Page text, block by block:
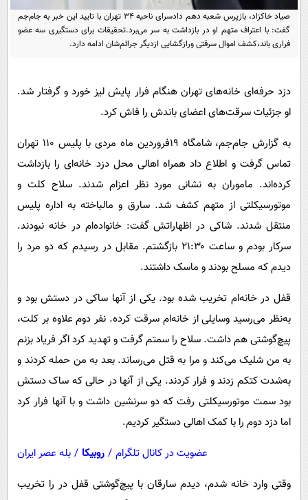
سرگرمی
فناوری
محیط زیست
فرهنگی
بین الملل
اجتماعی
سیاست خارجی
پیامک
روانشناسی
صیاد خاکزاد، بازپرس شعبه دهم دادسرای ناحیه ۳۴ تهران با تایید این خبر به جام‌جم
گفت: با اعتراف متهم او در بازداشت به سر می‌برد.تحقیقات برای دستگیری سه عضو
فراری باند،کشف اموال سرقتی ورازگشایی ازدیگر جرائم‌شان ادامه دارد.
دزد حرفه‌ای خانه‌های تهران هنگام فرار پایش لیز خورد و گرفتار شد.
او جزئیات سرقت‌های اعضای باندش را فاش کرد.
به گزارش جام‌جم، شامگاه ۱۹فروردین ماه مردی با پلیس ۱۱۰ تهران
تماس گرفت و اطلاع داد همراه اهالی محل دزد خانه‌ای را بازداشت
کرده‌اند. ماموران به نشانی مورد نظر اعزام شدند. سلاح کلت و
موتورسیکلتی از متهم کشف شد. سارق و مالباخته به اداره پلیس
منتقل شدند. شاکی در اظهاراتش گفت: خانواده‌ام در خانه نبودند.
سرکار بودم و ساعت ۲۱:۳۰ بازگشتم. مقابل در رسیدم که دو مرد را
دیدم که مسلح بودند و ماسک داشتند.
قفل در خانه‌ام تخریب شده بود. یکی از آنها ساکی در دستش بود و
به‌نظر می‌رسید وسایلی از خانه‌ام سرقت کرده. نفر دوم علاوه بر کلت،
پیچ‌گوشتی هم داشت. سلاح را سمتم گرفت و تهدید کرد اگر فریاد بزنم
به من شلیک می‌کند و مرا به قتل می‌رساند. بعد به من حمله کردند و
به‌شدت کتکم زدند و فرار کردند. یکی از آنها در حالی که ساک دستش
بود سمت موتورسیکلتی رفت که دو سرنشین داشت و با آنها فرار کرد
اما دزد دوم را با کمک اهالی دستگیر کردیم.
عضویت در کانال تلگرام / روبیکا / بله عصر ایران
وقتی وارد خانه شدم، دیدم سارقان با پیچ‌گوشتی قفل در را تخریب